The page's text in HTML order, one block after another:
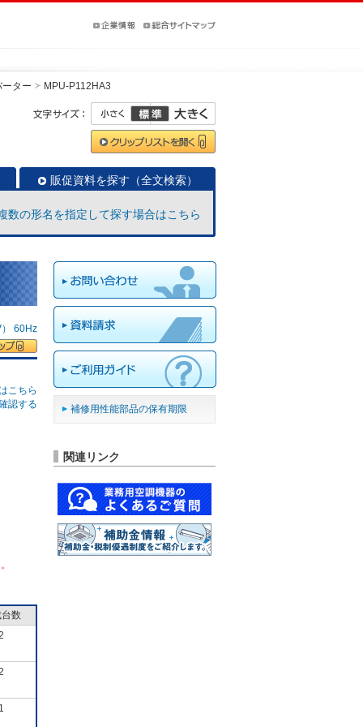
ター MPU-P112HA3
販促資料を探す（全文検索）
数の形名を指定して探す場合はこちら
60Hz
こちら
認する
数
補修用性能部品の保有期限
関連リンク